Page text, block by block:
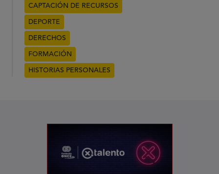
CAPTACIÓN DE RECURSOS
DEPORTE
DERECHOS
FORMACIÓN
HISTORIAS PERSONALES